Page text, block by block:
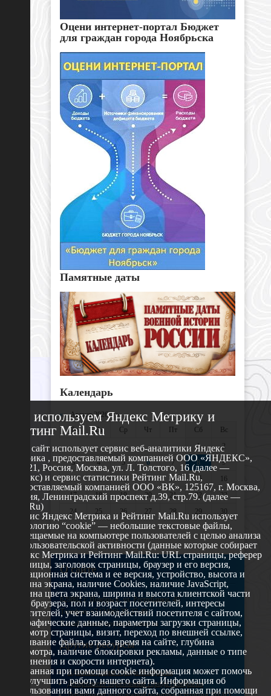
Оцени интернет-портал Бюджет
для граждан города Ноябрьска
Памятные даты
Календарь
«Август 2026 »
Пн
Вт Ср Чт Пт Сб
Вс
1
2
3
4 5 6 7 8
9
10
11 12 13 14 15
16
17
18 19 20 21 22
23
24
25 26 27 28 29
30
31
О сайте
629802 г. Ноябрьск, ул. Республики, 49
Телефон: +7 (3496) 35-37-49
E-mail: udsm@noyabrsk.yanao.ru
Другие ресурсы
Администрация города Ноябрьска
Департамент образования города Ноябрьска
Мы используем Яндекс Метрику и
Рейтинг Mail.Ru
Этот сайт использует сервис веб-аналитики Яндекс
Метрика , предоставляемый компанией ООО «ЯНДЕКС»,
119021, Россия, Москва, ул. Л. Толстого, 16 (далее —
Яндекс) и сервис статистики Рейтинг Mail.Ru,
предоставляемый компанией ООО «ВК», 125167, г. Москва,
Россия, Ленинградский проспект д.39, стр.79. (далее —
Mail.Ru)
Сервис Яндекс Метрика и Рейтинг Mail.Ru использует
технологию “cookie” — небольшие текстовые файлы,
размещаемые на компьютере пользователей с целью анализа
их пользовательской активности (данные которые собирает
Яндекс Метрика и Рейтинг Mail.Ru: URL страницы, реферер
страницы, заголовок страницы, браузер и его версия,
операционная система и ее версия, устройство, высота и
ширина экрана, наличие Cookies, наличие JavaScript,
глубина цвета экрана, ширина и высота клиентской части
окна браузера, пол и возраст посетителей, интересы
посетителей, учет взаимодействий посетителя с сайтом,
географические данные, параметры загрузки страницы,
просмотр страницы, визит, переход по внешней ссылке,
cкачивание файла, отказ, время на сайте, глубина
просмотра, наличие блокировки рекламы, данные о типе
соединения и скорости интернета).
Собранная при помощи cookie информация может помочь
нам улучшить работу нашего сайта. Информация об
использовании вами данного сайта, собранная при помощи